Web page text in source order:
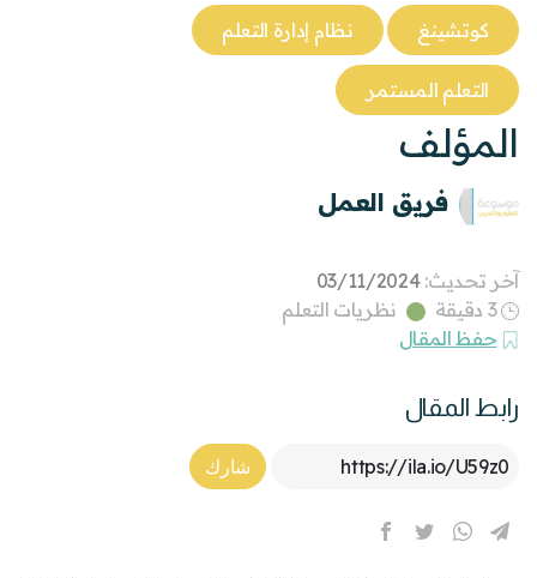
كوتشينغ نظام إدارة التعلم
التعلم المستمر
المؤلف
فريق العمل
آخر تحديث:03/11/2024
3 دقيقة
نظريات التعلم
حفظ المقال
رابط المقال
Article Link
شارك